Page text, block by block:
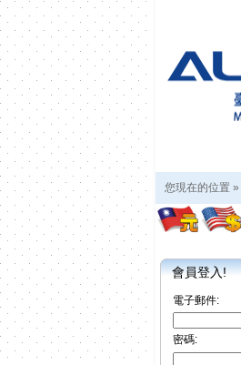
您現在的位置 »
會員登入!
電子郵件:
密碼: